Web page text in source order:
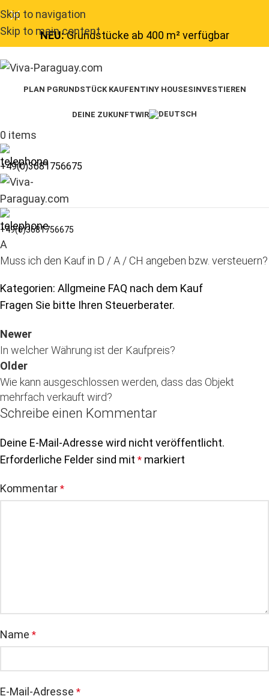
Skip to navigation
Skip to main content
NEU:Grundstücke ab 400 m² verfügbar
PLAN PGRUNDSTÜCK KAUFENTINY HOUSESINVESTIEREN
DEINE ZUKUNFTWIR
0 items
+49(0)3681756675
+49(0)3681756675
A
Muss ich den Kauf in D / A / CH angeben bzw. versteuern?
Kategorien: Allgmeine FAQ nach dem Kauf
Fragen Sie bitte Ihren Steuerberater.
Newer
In welcher Währung ist der Kaufpreis?
Older
Wie kann ausgeschlossen werden, dass das Objekt
mehrfach verkauft wird?
Schreibe einen Kommentar
Deine E-Mail-Adresse wird nicht veröffentlicht.
Erforderliche Felder sind mit * markiert
Kommentar *
Name *
E-Mail-Adresse *